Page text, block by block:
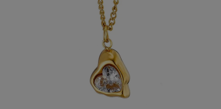
CREATE AN ACCOUNT